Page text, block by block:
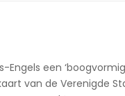
Engels een
van de Verenigde